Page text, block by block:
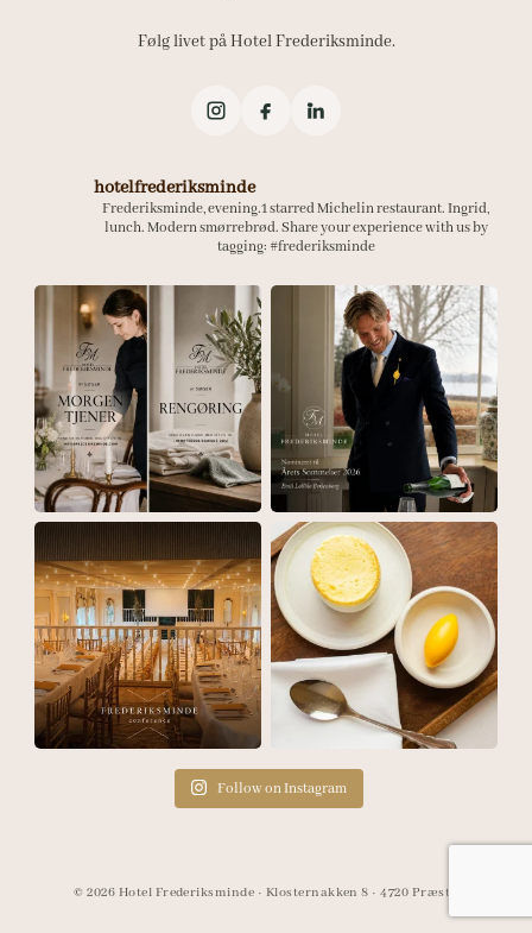
Følg livet på Hotel Frederiksminde.
hotelfrederiksminde
Frederiksminde, evening.1 starred Michelin restaurant. Ingrid,
lunch. Modern smørrebrød. Share your experience with us by
tagging: #frederiksminde
Follow on Instagram
© 2026 Hotel Frederiksminde · Klosternakken 8 · 4720 Præstø